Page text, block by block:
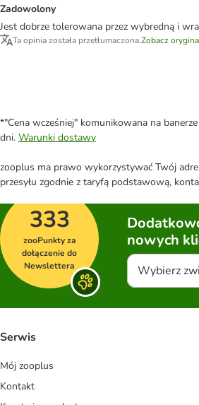
Zadowolony
Jest dobrze tolerowana przez wybredną i
Ta opinia została przetłumaczona.Zobacz
*"Cena wcześniej" komunikowana na
dni. Warunki dostawy
zooplus ma prawo wykorzystywać Twój
przesyłu zgodnie z taryfą podstawową,
333
zooPunkty za
dołączenie do
Newslettera
nowych
Wybierz
Serwis
Mój zooplus
Kontakt